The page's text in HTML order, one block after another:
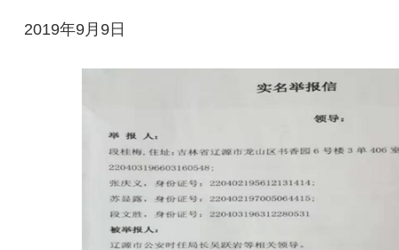
2019年9月9日